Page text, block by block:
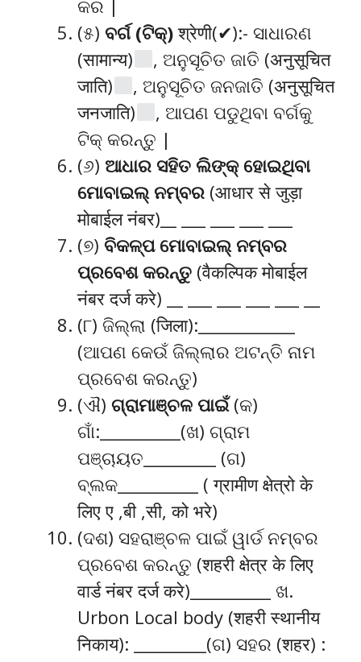
କର |
(୫) ବର୍ଗ (ଟିକ୍)श्रेणी(✔):- ସାଧାରଣ
(सामान्य)
, ଅନୁସୂଚିତ ଜାତି (अनुसूचित
जाति)
, ଅନୁସୂଚିତ ଜନଜାତି (अनुसूचित
जनजाति)
, ଆପଣ ପଡୁଥିବା ବର୍ଗକୁ
ଟିକ୍ କରନ୍ତୁ |
(୬) ଆଧାର ସହିତ ଲିଙ୍କ୍ ହୋଇଥିବା
ମୋବାଇଲ୍ ନମ୍ବର (आधार से जुड़ा
मोबाईल नंबर)__ ___ ___ ___ ___
(୭) ବିକଳ୍ପ ମୋବାଇଲ୍ ନମ୍ବର
ପ୍ରବେଶ କରନ୍ତୁ (वैकल्पिक मोबाईल
नंबर दर्ज करे) __ ___ ___ ___ ___ __
(୮) ଜିଲ୍ଲା (जिला):____________
(ଆପଣ କେଉଁ ଜିଲ୍ଲାର ଅଟନ୍ତି ନାମ
ପ୍ରବେଶ କରନ୍ତୁ)
(ଐ) ଗ୍ରାମାଞ୍ଚଳ ପାଇଁ(କ)
ଗାଁ:__________(ଖ) ଗ୍ରାମ
ପଞ୍ଚାୟତ_________ (ଗ)
ବ୍ଲକ__________ ( ग्रामीण क्षेत्रो के
लिए ए ,बी ,सी, को भरे)
(ଦଶ) ସହରାଞ୍ଚଳ ପାଇଁ ୱାର୍ଡ ନମ୍ବର
ପ୍ରବେଶ କରନ୍ତୁ (शहरी क्षेत्र के लिए
वार्ड नंबर दर्ज करे)__________ ଖ.
Urbon Local body (शहरी स्थानीय
निकाय): _________(ଗ) ସହର (शहर) :